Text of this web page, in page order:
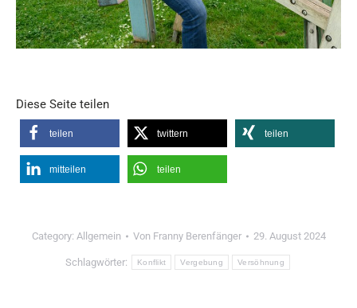
Diese Seite teilen
teilen twittern teilen
mitteilen teilen
Category: Allgemein Von Franny Berenfänger 29. August 2024
Schlagwörter: Konflikt Vergebung Versöhnung